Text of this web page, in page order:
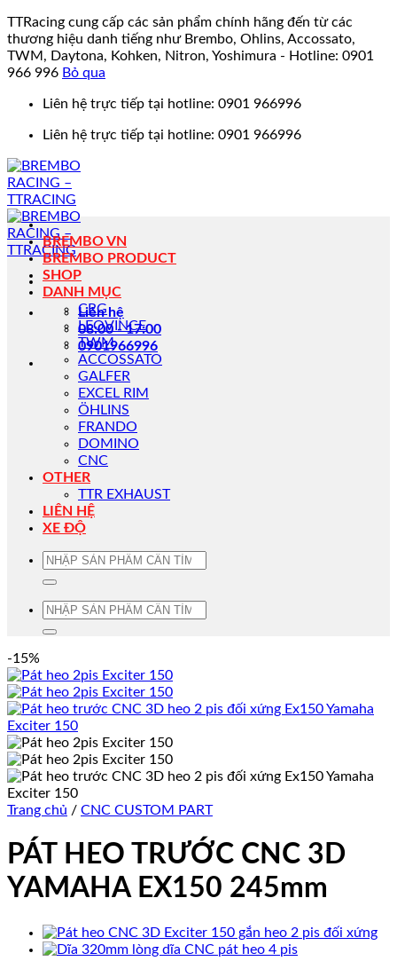
TTRacing cung cấp các sản phẩm chính hãng đến từ các
thương hiệu danh tiếng như Brembo, Ohlins, Accossato,
TWM, Daytona, Kohken, Nitron, Yoshimura - Hotline: 0901
966 996 Bỏ qua
Liên hệ trực tiếp tại hotline: 0901 966996
Liên hệ trực tiếp tại hotline: 0901 966996
Liên hệ
08:00 - 17:00
0901966996
BREMBO VN
BREMBO PRODUCT
SHOP
DANH MỤC
CRG
LEOVINCE
TWM
ACCOSSATO
GALFER
EXCEL RIM
ÖHLINS
FRANDO
DOMINO
CNC
OTHER
TTR EXHAUST
LIÊN HỆ
XE ĐỘ
Tìm
Tìm
-15%
Trang chủ / CNC CUSTOM PART
PÁT HEO TRƯỚC CNC 3D
YAMAHA EX150 245mm